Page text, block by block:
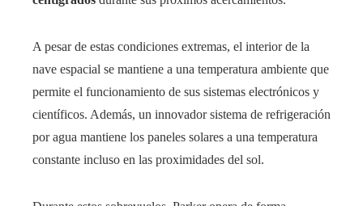
A pesar de estas condiciones extremas, el interior de la
nave espacial se mantiene a una temperatura ambiente que
permite el funcionamiento de sus sistemas electrónicos y
científicos. Además, un innovador sistema de refrigeración
por agua mantiene los paneles solares a una temperatura
constante incluso en las proximidades del sol.